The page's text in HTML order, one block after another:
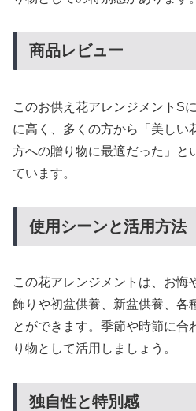
商品レビュー
このお供え花アレンジメントS
に高く、多くの方から「美しい
方への贈り物に最適だった」と
ています。
使用シーンと活用方法
この花アレンジメントは、お悔
飾りや初盆供養、新盆供養、各
とができます。季節や時節に合
り物として活用しましょう。
独自性と特別感